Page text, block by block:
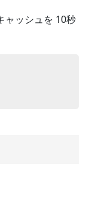
ャッシュを 10秒